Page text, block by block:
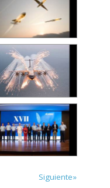
Siguiente»